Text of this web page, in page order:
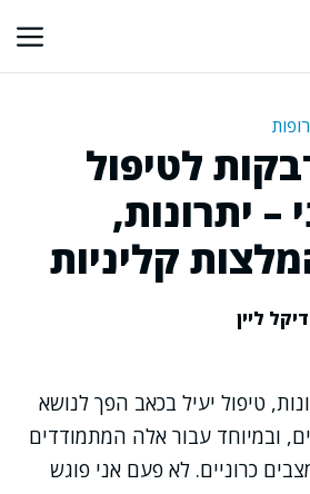
לטיפול
– יתרונות,
קליניות
ליין
טיפול יעיל בכאב הפך לנושא
ובמיוחד עבור אלה המתמודדים
כרוניים. לא פעם אני פוגש